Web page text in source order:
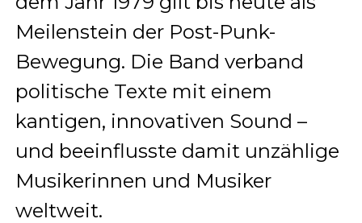
Meilenstein der Post-Punk-
Bewegung. Die Band verband
politische Texte mit einem
kantigen, innovativen Sound –
und beeinflusste damit unzählige
Musikerinnen und Musiker
weltweit.